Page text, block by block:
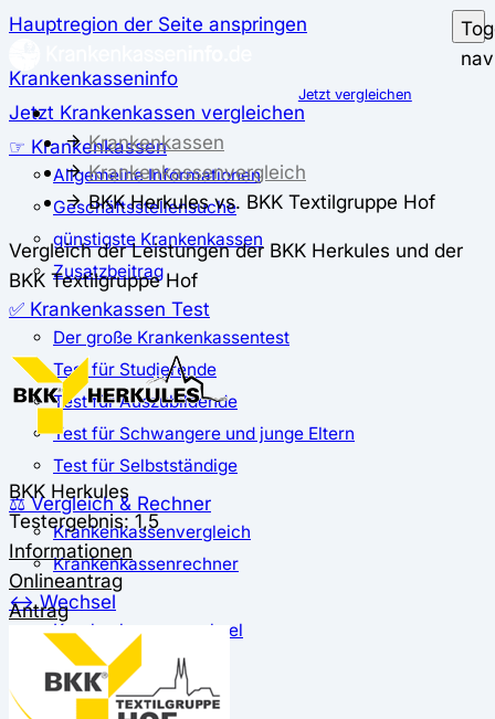
Hauptregion der Seite anspringen
Krankenkasseninfo
Jetzt Krankenkassen vergleichen
☞ Krankenkassen
Allgemeine Informationen
Geschäftsstellensuche
günstigste Krankenkassen
Zusatzbeitrag
✅ Krankenkassen Test
Der große Krankenkassentest
Test für Studierende
Test für Auszubildende
Test für Schwangere und junge Eltern
Test für Selbstständige
⚖️ Vergleich & Rechner
Krankenkassenvergleich
Krankenkassenrechner
↔ Wechsel
Krankenkassenwechsel
Kündigung
Musterkündigung
Jetzt vergleichen
Krankenkassen
Krankenkassenvergleich
BKK Herkules vs. BKK Textilgruppe Hof
Vergleich der Leistungen der BKK Herkules und der
BKK Textilgruppe Hof
BKK Herkules
Testergebnis: 1,5
Informationen
Onlineantrag
Antrag